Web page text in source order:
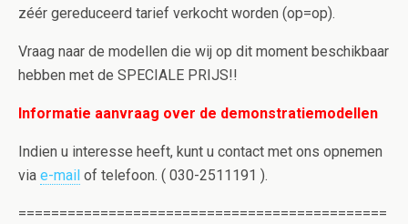
zéér gereduceerd tarief verkocht worden (op=op).
Vraag naar de modellen die wij op dit moment beschikbaar
hebben met de SPECIALE PRIJS!!
Informatie aanvraag over de demonstratiemodellen
Indien u interesse heeft, kunt u contact met ons opnemen
via e-mail of telefoon. ( 030-2511191 ).
=============================================